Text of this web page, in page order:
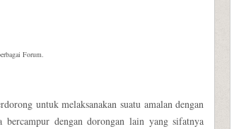
Forum.
untuk melaksanakan suatu amalan dengan
dengan dorongan lain yang sifatnya